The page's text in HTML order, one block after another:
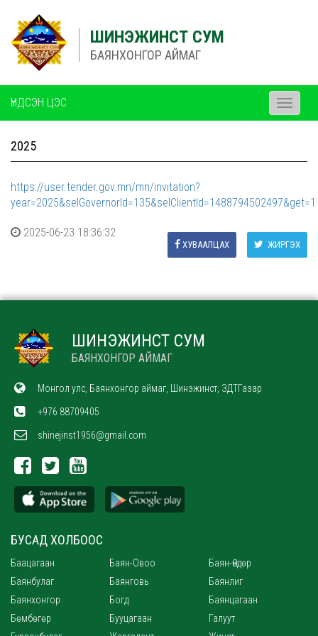
ШИНЭЖИНСТ СУМ
БАЯНХОНГОР АЙМАГ
ҮНДСЭН ЦЭС
Toggle
2025
https://user.tender.gov.mn/mn/invitation?
year=2025&selGovernorId=135&selClientId=1488794502497&get=1
2025-06-23 18:36:32
ЖИРГЭХ
ХУВААЛЦАХ
ШИНЭЖИНСТ СУМ
БАЯНХОНГОР АЙМАГ
Монгол улс, Баянхонгор аймаг, Шинэжинст, ЗДТГазар
+976 88709405
shinejinst1956@gmail.com
БУСАД ХОЛБООС
Баацагаан Баян-Овоо
Баян-Өндөр
Баянбулаг
Баянговь
Баянлиг
Баянхонгор
Богд
Баянцагаан
Бөмбөгөр
Бууцагаан
Галуут